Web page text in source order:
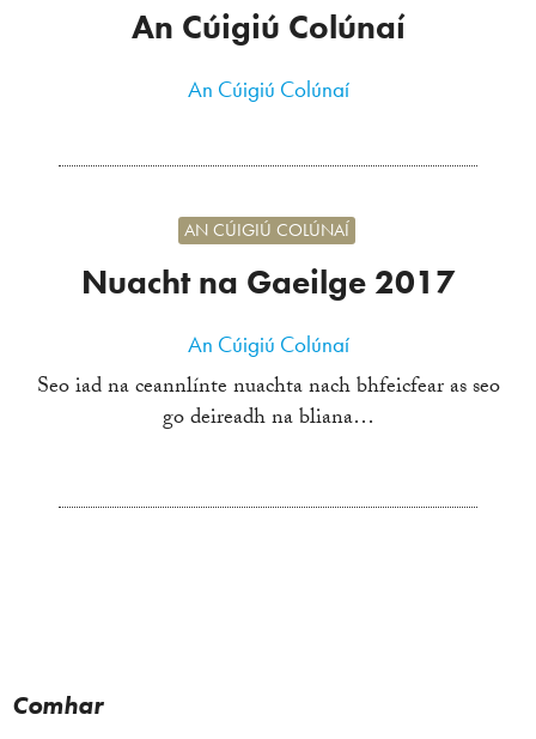
An Cúigiú Colúnaí
An Cúigiú Colúnaí
Nuacht na Gaeilge 2017
AN CÚIGIÚ COLÚNAÍ
An Cúigiú Colúnaí
Seo iad na ceannlínte nuachta nach bhfeicfear as seo
go deireadh na bliana…
Comhar